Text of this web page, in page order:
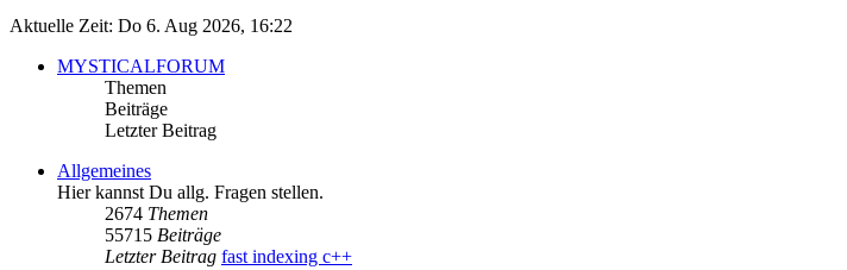
Aktuelle Zeit: Do 6. Aug 2026, 16:22
MYSTICALFORUM
Themen
Beiträge
Letzter Beitrag
Allgemeines
Hier kannst Du allg. Fragen stellen.
2674 Themen
55715 Beiträge
Letzter Beitrag fast indexing c++